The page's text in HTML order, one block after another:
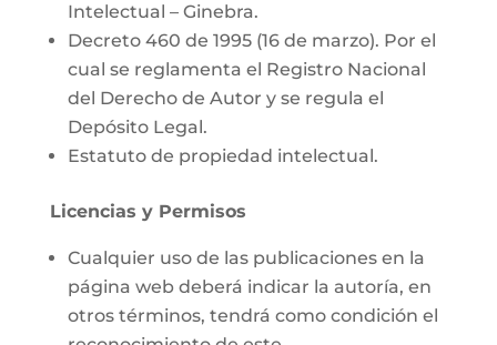
Intelectual – Ginebra.
Decreto 460 de 1995 (16 de marzo). Por el
cual se reglamenta el Registro Nacional
del Derecho de Autor y se regula el
Depósito Legal.
Estatuto de propiedad intelectual.
Licencias y Permisos
Cualquier uso de las publicaciones en la
página web deberá indicar la autoría, en
otros términos, tendrá como condición el